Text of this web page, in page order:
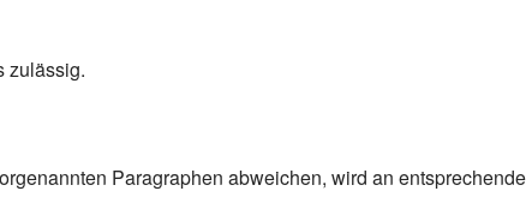
zulässig.
Paragraphen abweichen, wird an